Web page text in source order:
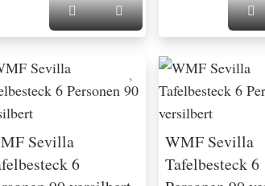
Sevilla
6
WMF Sevilla
Tafelbesteck 6